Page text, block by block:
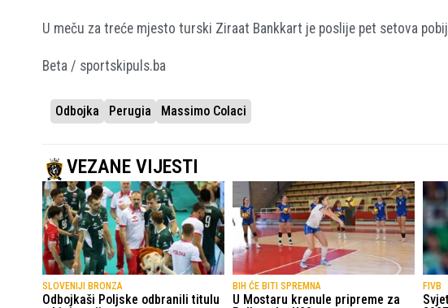
U meču za treće mjesto turski Ziraat Bankkart je poslije pet setova
Beta / sportskipuls.ba
Odbojka Perugia Massimo Colaci
VEZANE VIJESTI
SLOVENIJI BRONZA
Odbojkaši Poljske odbranili titulu
BIH ĆE BITI SPREMNA
U Mostaru krenule pripreme za
FIVB